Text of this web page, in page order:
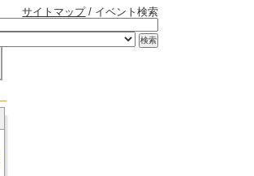
サイトマップ/ イベント検索